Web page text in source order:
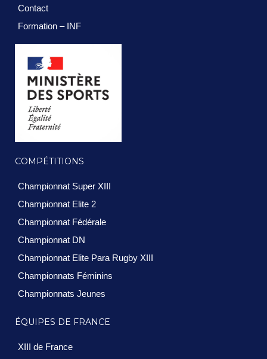
Contact
Formation – INF
COMPÉTITIONS
Championnat Super XIII
Championnat Elite 2
Championnat Fédérale
Championnat DN
Championnat Elite Para Rugby XIII
Championnats Féminins
Championnats Jeunes
ÉQUIPES DE FRANCE
XIII de France